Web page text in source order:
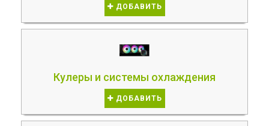
ДОБАВИТЬ
Кулеры и системы охлаждения
ДОБАВИТЬ